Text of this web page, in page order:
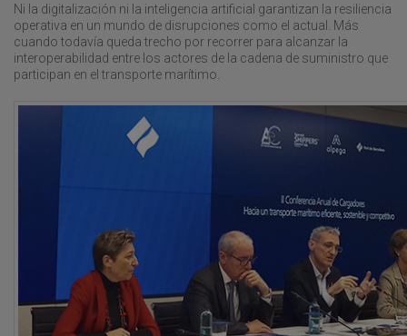
Ni la digitalización ni la inteligencia artificial garantizan la resiliencia
operativa en un mundo de disrupciones como el actual. Más
cuando todavía queda trecho por recorrer para alcanzar la
interoperabilidad entre los actores de la cadena de suministro que
participan en el transporte marítimo.